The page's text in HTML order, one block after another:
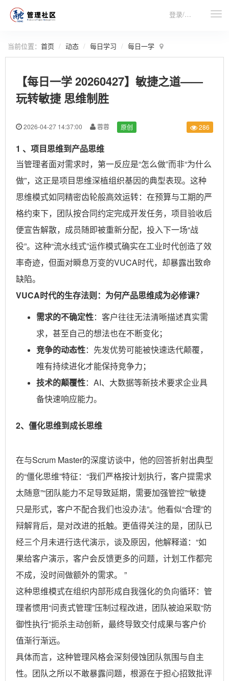
登录/注册
当前位置： 首页 动态 每日学习 每日一学
【每日一学 20260427】敏捷之道——
玩转敏捷 思维制胜
2026-04-27 14:37:00 蓉蓉 原创 286
1 、项目思维到产品思维
当管理者面对需求时，第一反应是“怎么做”而非“为什么
做”，这正是项目思维深植组织基因的典型表现。这种
思维模式如同精密齿轮般高效运转：在预算与工期的严
格约束下，团队按合同约定完成开发任务，项目验收后
便宣告解散，成员随即被重新分配，投入下一场“战
役”。这种“流水线式”运作模式确实在工业时代创造了效
率奇迹，但面对瞬息万变的VUCA时代，却暴露出致命
缺陷。
VUCA时代的生存法则：为何产品思维成为必修课？
需求的不确定性：客户往往无法清晰描述真实需
求，甚至自己的想法也在不断变化；
竞争的动态性：先发优势可能被快速迭代颠覆，
唯有持续进化才能保持竞争力；
技术的颠覆性：AI、大数据等新技术要求企业具
备快速响应能力。
2、僵化思维到成长思维
在与Scrum Master的深度访谈中，他的回答折射出典型
的“僵化思维”特征：“我们严格按计划执行，客户提需求
太随意”“团队能力不足导致延期，需要加强管控”“敏捷
只是形式，客户不配合我们也没办法”。他看似“合理”的
辩解背后，是对改进的抵触。更值得关注的是，团队已
经三个月未进行迭代演示，谈及原因，他解释道：“如
果给客户演示，客户会反馈更多的问题，计划工作都完
不成，没时间做额外的需求。 ”
这种思维模式在组织内部形成自我强化的负向循环：管
理者惯用“问责式管理”压制过程改进，团队被迫采取“防
御性执行”扼杀主动创新，最终导致交付成果与客户价
值渐行渐远。
具体而言，这种管理风格会深刻侵蚀团队氛围与自主
性。团队之所以不敢暴露问题，根源在于担心招致批评